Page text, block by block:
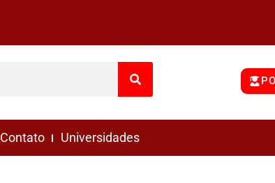
Contato Universidades